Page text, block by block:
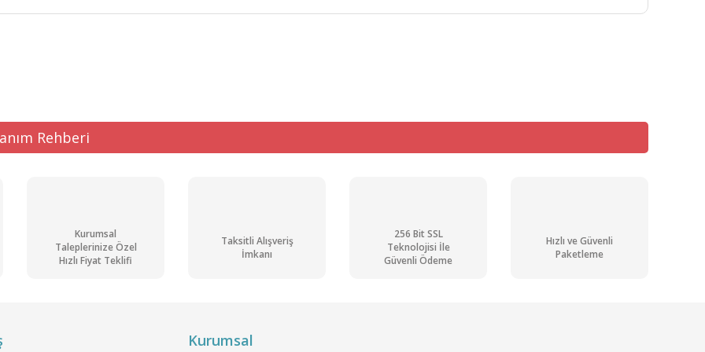
Rehberi
Kurumsal
Taleplerinize Özel
Hızlı Fiyat Teklifi
Taksitli Alışveriş
İmkanı
256 Bit SSL
Teknolojisi İle
Güvenli Ödeme
Hızlı ve Güvenli
Paketleme
Kurumsal